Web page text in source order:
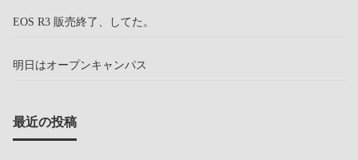
EOS R3 販売終了、してた。
明日はオープンキャンパス
最近の投稿